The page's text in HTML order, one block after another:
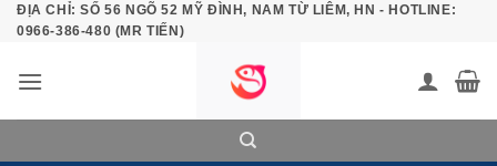
Bỏ
qua
dung
ĐỊA CHỈ: SỐ 56 NGÕ 52 MỸ ĐÌNH, NAM TỪ LIÊM, HN - HOTLINE:
0966-386-480 (MR TIẾN)